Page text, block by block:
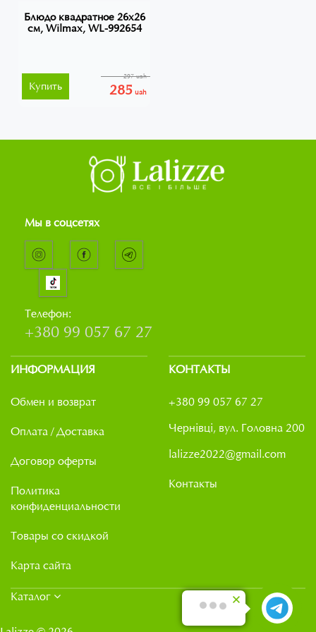
Блюдо квадратное 26х26
см, Wilmax, WL-992654
285 uah
297 uah
Купить
Мы в соцсетях
Телефон:
+380 99 057 67 27
ИНФОРМАЦИЯ
Обмен и возврат
Оплата / Доставка
Договор оферты
Политика
конфиденциальности
Товары со скидкой
Карта сайта
КОНТАКТЫ
+380 99 057 67 27
Чернівці, вул. Головна 200
lalizze2022@gmail.com
Контакты
Каталог